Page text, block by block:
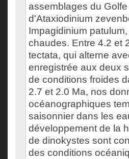
assemblages du
d'Ataxiodinium
Impagidinium
chaudes. Entre 4.2 et
tectata, qui alterne
enregistrée aux deux
de conditions froides
2.7 et 2.0 Ma, nos
océanographiques
saisonnier dans les
développement de la
de dinokystes sont
des conditions